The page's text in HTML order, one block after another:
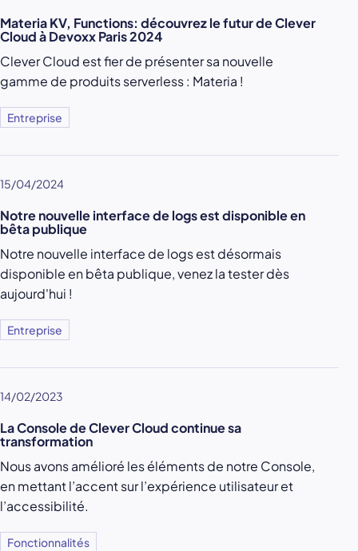
Materia KV, Functions: découvrez le futur de Clever
Cloud à Devoxx Paris 2024
Clever Cloud est fier de présenter sa nouvelle
gamme de produits serverless : Materia !
Entreprise
15/04/2024
Notre nouvelle interface de logs est disponible en
bêta publique
Notre nouvelle interface de logs est désormais
disponible en bêta publique, venez la tester dès
aujourd'hui !
Entreprise
14/02/2023
La Console de Clever Cloud continue sa
transformation
Nous avons amélioré les éléments de notre Console,
en mettant l’accent sur l’expérience utilisateur et
l’accessibilité.
Fonctionnalités